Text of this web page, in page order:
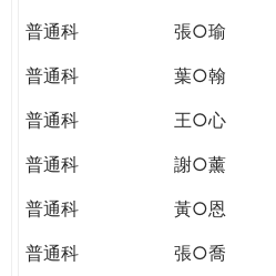
格。r
e
普通科
張○瑜
普通科
葉○翰
普通科
王○心
普通科
謝○薰
普通科
黃○恩
普通科
張○喬